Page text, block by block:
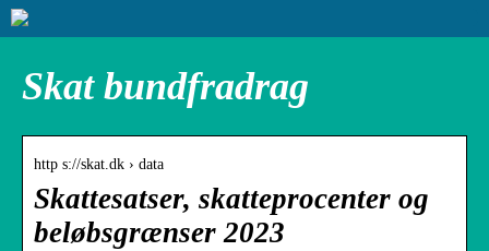
Skat bundfradrag
http s://skat.dk › data
Skattesatser, skatteprocenter og
beløbsgrænser 2023